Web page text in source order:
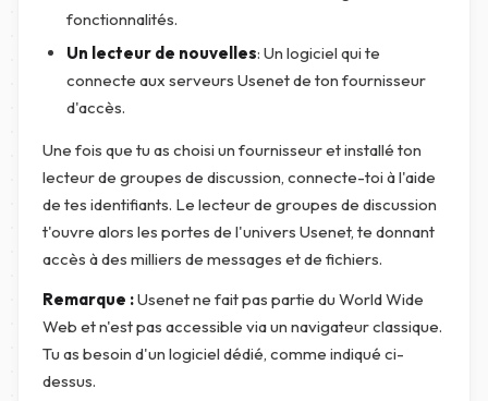
fonctionnalités.
Un lecteur de nouvelles: Un logiciel qui te
connecte aux serveurs Usenet de ton fournisseur
d'accès.
Une fois que tu as choisi un fournisseur et installé ton
lecteur de groupes de discussion, connecte-toi à l'aide
de tes identifiants. Le lecteur de groupes de discussion
t'ouvre alors les portes de l'univers Usenet, te donnant
accès à des milliers de messages et de fichiers.
Remarque :Usenet ne fait pas partie du World Wide
Web et n'est pas accessible via un navigateur classique.
Tu as besoin d'un logiciel dédié, comme indiqué ci-
dessus.